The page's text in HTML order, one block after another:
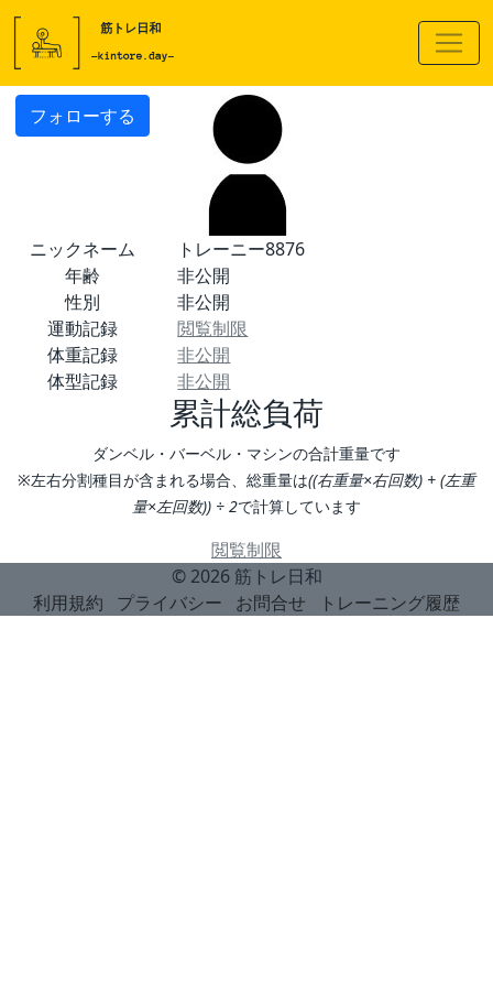
フォローする
ニックネーム
トレーニー8876
年齢
非公開
性別
非公開
運動記録
閲覧制限
体重記録
非公開
体型記録
非公開
累計総負荷
ダンベル・バーベル・マシンの合計重量です
※左右分割種目が含まれる場合、総重量は((右重量×右回数) + (左重
量×左回数)) ÷ 2で計算しています
閲覧制限
© 2026 筋トレ日和
利用規約
プライバシー お問合せ トレーニング履歴